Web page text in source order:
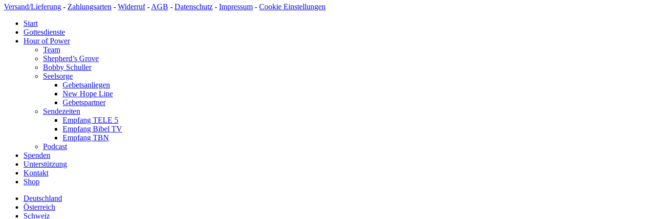
Versand/Lieferung - Zahlungsarten - Widerruf- AGB - Datenschutz - Impressum - Cookie Einstellungen
Start
Gottesdienste
Hour of Power
Team
Shepherd’s Grove
Bobby Schuller
Seelsorge
Gebetsanliegen
New Hope Line
Gebetspartner
Sendezeiten
Empfang TELE 5
Empfang Bibel TV
Empfang TBN
Podcast
Spenden
Unterstützung
Kontakt
Shop
Deutschland
Österreich
Schweiz